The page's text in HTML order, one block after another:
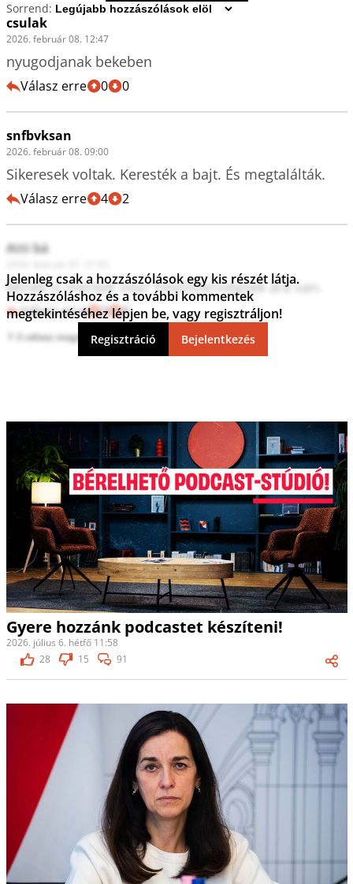
Sorrend:
csulak
2026. február 08. 12:47
nyugodjanak bekeben
Válasz erre 0 0
snfbvksan
2026. február 08. 09:00
Sikeresek voltak. Keresték a bajt. És megtalálták.
Válasz erre 4 2
Atti bá
Minek is mentek oda? Felelőtlenségnek ára van.
Válasz erre 3 8
2 válasz megtekintése
Jelenleg csak a hozzászólások egy kis részét látja.
Hozzászóláshoz és a további kommentek
megtekintéséhez lépjen be, vagy regisztráljon!
Regisztráció Bejelentkezés
Gyere hozzánk podcastet készíteni!
2026. július 6. hétfő 11:58
28
15 91